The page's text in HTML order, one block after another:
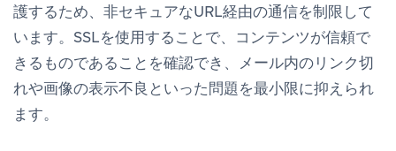
護するため、非セキュアなURL経由の通信を制限して
います。SSLを使用することで、コンテンツが信頼で
きるものであることを確認でき、メール内のリンク切
れや画像の表示不良といった問題を最小限に抑えられ
ます。